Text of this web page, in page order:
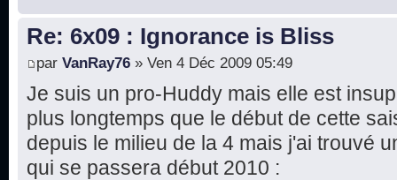
Re: 6x09 : Ignorance is Bliss
par VanRay76 » Ven 4 Déc 2009 05:49
Je suis un pro-Huddy mais elle est
plus longtemps que le début de cette
depuis le milieu de la 4 mais j'ai trouvé
qui se passera début 2010 :